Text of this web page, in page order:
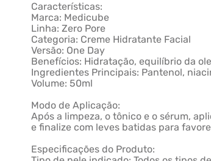
Características:
Marca: Medicube
Linha: Zero Pore
Categoria: Creme Hidratante Facial
Versão: One Day
Benefícios: Hidratação, equilíbrio da
Ingredientes Principais: Pantenol,
Volume: 50ml
Modo de Aplicação:
Após a limpeza, o tônico e o sérum,
e finalize com leves batidas para
Especificações do Produto: